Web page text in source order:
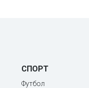
СПОРТ
Футбол